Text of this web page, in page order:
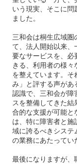
いう現実、そこに問
ました。
三和会は桐生広域圏
て、法人開始以来
要なサービスを、必
きる、利用者の様
を整えています。そ
み」と評する声があ
認識で、三和会が障
スを整備してきた
合的な支援が可能と
は、特に障害者と
域に誇るべきシステ
の業務にあたってい
最後になりますが、